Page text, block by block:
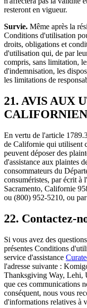
resteront en vigueur.
Survie. Même après la
Conditions d'utilisation
droits, obligations et
d'utilisation qui, de par
compris, sans limitation,
d'indemnisation, les
les limitations de
21. AVIS AUX
En vertu de l'article
de Californie qui utilisent
peuvent déposer des
d'assistance aux plaintes
consommateurs du
consuméristes, par écrit à
Sacramento, Californie
ou (800) 952-5210, ou
22. Contactez-
Si vous avez des
présentes Conditions
service d'assistance
l'adresse suivante :
Thanksgiving Way, Lehi,
que ces communications
conséquent, nous vous
d'informations relatives à